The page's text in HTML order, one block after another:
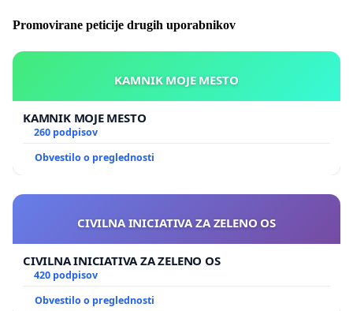
Promovirane peticije drugih uporabnikov
KAMNIK MOJE MESTO
KAMNIK MOJE MESTO
260 podpisov
Obvestilo o preglednosti
CIVILNA INICIATIVA ZA ZELENO OS
CIVILNA INICIATIVA ZA ZELENO OS
420 podpisov
Obvestilo o preglednosti